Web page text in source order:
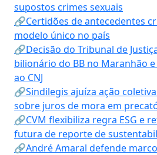
supostos crimes sexuais
🔗Certidões de antecedentes
modelo único no país
🔗Decisão do Tribunal de
bilionário do BB no Maranhão
ao CNJ
🔗Sindilegis ajuíza ação
sobre juros de mora em
🔗CVM flexibiliza regra ESG e
futura de reporte de
🔗André Amaral defende